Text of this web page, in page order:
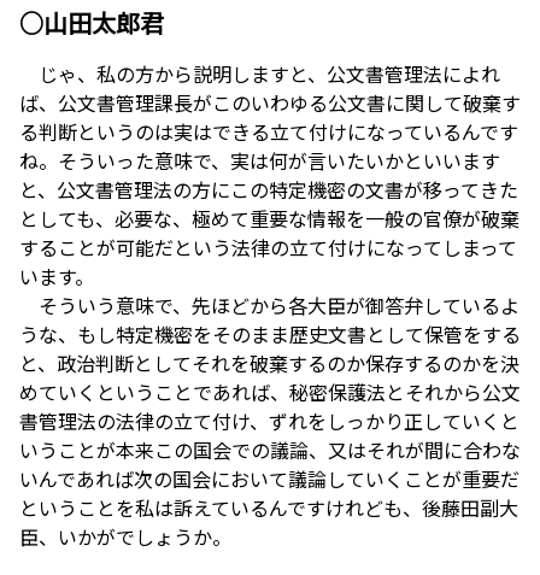
○山田太郎君
じゃ、私の方から説明しますと、公文書管理法によれ
ば、公文書管理課長がこのいわゆる公文書に関して破棄す
る判断というのは実はできる立て付けになっているんです
ね。そういった意味で、実は何が言いたいかといいます
と、公文書管理法の方にこの特定機密の文書が移ってきた
としても、必要な、極めて重要な情報を一般の官僚が破棄
することが可能だという法律の立て付けになってしまって
います。
そういう意味で、先ほどから各大臣が御答弁しているよ
うな、もし特定機密をそのまま歴史文書として保管をする
と、政治判断としてそれを破棄するのか保存するのかを決
めていくということであれば、秘密保護法とそれから公文
書管理法の法律の立て付け、ずれをしっかり正していくと
いうことが本来この国会での議論、又はそれが間に合わな
いんであれば次の国会において議論していくことが重要だ
ということを私は訴えているんですけれども、後藤田副大
臣、いかがでしょうか。